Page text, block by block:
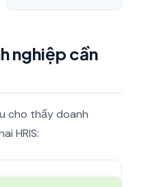
nghiệp cần
cho thấy doanh
HRIS: